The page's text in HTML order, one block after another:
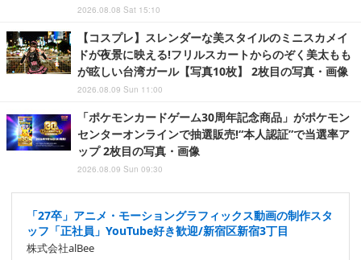
2026.08.08 Sat 15:10
【コスプレ】スレンダーな美スタイルのミニスカメイ
ドが夜景に映える!フリルスカートからのぞく美太もも
が眩しい台湾ガール【写真10枚】 2枚目の写真・画像
2026.08.09 Sun 11:00
「ポケモンカードゲーム30周年記念商品」がポケモン
センターオンラインで抽選販売!“本人認証”で当選率ア
ップ 2枚目の写真・画像
2026.08.09 Sun 09:30
「27卒」アニメ・モーショングラフィックス動画の制作スタ
ッフ「正社員」YouTube好き歓迎/新宿区新宿3丁目
株式会社alBee